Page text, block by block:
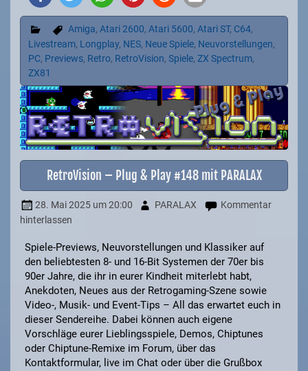
Amiga, Atari 2600, Atari 5600, Atari ST, C64,
Livestream, Longplay, NES, Neue Spiele, Neuvorstellungen,
PC, Previews, Retro, RetroVision,Spiele,ZX Spectrum,
ZX81
RetroVision – Plug & Play #148 mit PARALAX
28. Mai 2025um 20:00 PARALAX
Kommentar
hinterlassen
Spiele-Previews, Neuvorstellungen und Klassiker auf
den beliebtesten 8- und 16-Bit Systemen der 70er bis
90er Jahre, die ihr in eurer Kindheit miterlebt habt,
Anekdoten, Neues aus der Retrogaming-Szene sowie
Video-, Musik- und Event-Tips – All das erwartet euch in
dieser Sendereihe. Dabei können auch eigene
Vorschläge eurer Lieblingsspiele, Demos, Chiptunes
oder Chiptune-Remixe im Forum, über das
Kontaktformular, live im Chat oder über die Grußbox